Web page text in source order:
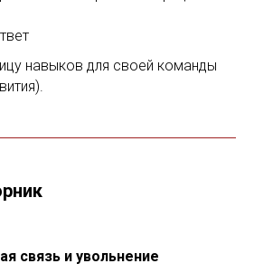
навыков для своей команды
связь и увольнение